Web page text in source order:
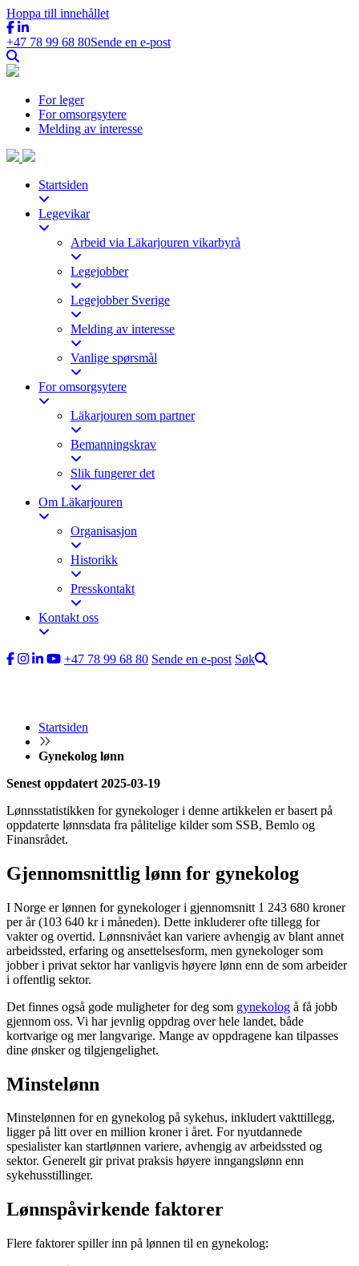
Hoppa till innehållet
+47 78 99 68 80Sende en e-post
For leger
For omsorgsytere
Melding av interesse
Startsiden
Legevikar
Arbeid via Läkarjouren vikarbyrå
Legejobber
Legejobber Sverige
Melding av interesse
Vanlige spørsmål
For omsorgsytere
Läkarjouren som partner
Bemanningskrav
Slik fungerer det
Om Läkarjouren
Organisasjon
Historikk
Presskontakt
Kontakt oss
+47 78 99 68 80 Sende en e-post Søk
Startsiden
Gynekolog lønn
Senest oppdatert 2025-03-19
Lønnsstatistikken for gynekologer i denne artikkelen er basert på
oppdaterte lønnsdata fra pålitelige kilder som SSB, Bemlo og
Finansrådet.
Gjennomsnittlig lønn for gynekolog
I Norge er lønnen for gynekologer i gjennomsnitt 1 243 680 kroner
per år (103 640 kr i måneden). Dette inkluderer ofte tillegg for
vakter og overtid. Lønnsnivået kan variere avhengig av blant annet
arbeidssted, erfaring og ansettelsesform, men gynekologer som
jobber i privat sektor har vanligvis høyere lønn enn de som arbeider
i offentlig sektor.
Det finnes også gode muligheter for deg som gynekolog å få jobb
gjennom oss. Vi har jevnlig oppdrag over hele landet, både
kortvarige og mer langvarige. Mange av oppdragene kan tilpasses
dine ønsker og tilgjengelighet.
Minstelønn
Minstelønnen for en gynekolog på sykehus, inkludert vakttillegg,
ligger på litt over en million kroner i året. For nyutdannede
spesialister kan startlønnen variere, avhengig av arbeidssted og
sektor. Generelt gir privat praksis høyere inngangslønn enn
sykehusstillinger.
Lønnspåvirkende faktorer
Flere faktorer spiller inn på lønnen til en gynekolog: